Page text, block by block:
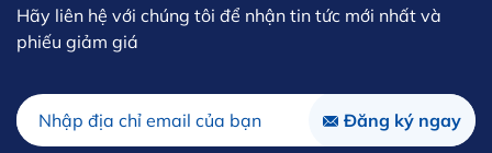
Hãy liên hệ với chúng tôi để nhận tin tức mới nhất và
phiếu giảm giá